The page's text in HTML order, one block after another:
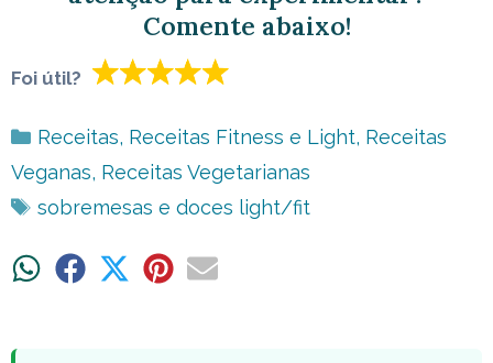
Comente abaixo!
Foi útil?
Categorias
Receitas, Receitas Fitness e Light, Receitas
Veganas, Receitas Vegetarianas
Tags
sobremesas e doces light/fit
ShareShare ShareShareShare